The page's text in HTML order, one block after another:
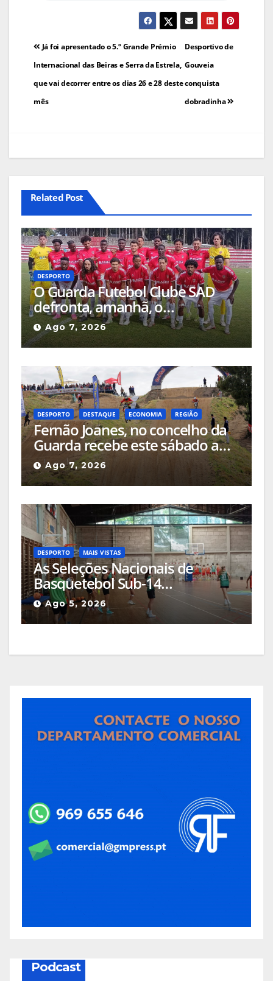
Navegação
de
artigos
Desportivo de
Gouveia
conquista
dobradinha
Já foi apresentado o 5.º Grande Prémio
Internacional das Beiras e Serra da Estrela,
que vai decorrer entre os dias 26 e 28 deste
mês
Related Post
DESPORTO
O Guarda Futebol Clube SAD
defronta, amanhã, o
Sertanense, num jogo a contar
para a Supertaça da Beira
Interior
Ago 7, 2026
DESPORTO DESTAQUE ECONOMIA REGIÃO
Fernão Joanes, no concelho da
Guarda recebe este sábado a
Etapa do Campeonato Nacional
de Supercross
Ago 7, 2026
DESPORTO MAIS VISTAS
As Seleções Nacionais de
Basquetebol Sub-14
(Masculinos e Femininos) estão
a estagiar na Guarda com os
olhos postos em Espanha
Ago 5, 2026
Podcast